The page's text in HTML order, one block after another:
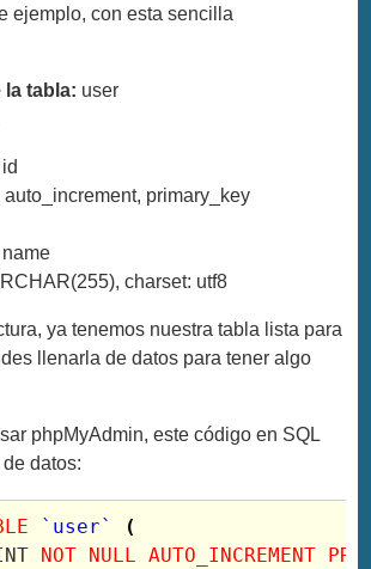
ejemplo, con esta sencilla
la tabla: user
id
auto_increment, primary_key
name
charset: utf8
ya tenemos nuestra tabla lista para
llenarla de datos para tener algo
phpMyAdmin, este código en SQL
datos:
`user`
(
NOT NULL AUTO_INCREMENT